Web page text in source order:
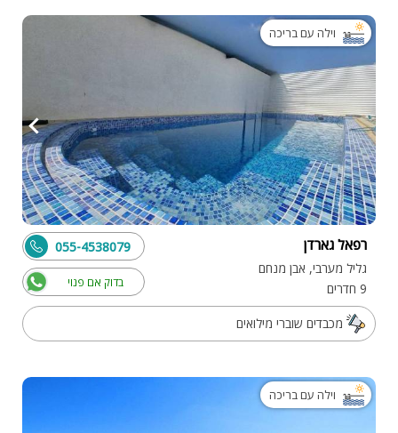
וילה עם בריכה
רפאל גארדן
גליל מערבי, אבן מנחם
9 חדרים
בדוק אם פנוי
055-4538079
מכבדים שוברי מילואים
וילה עם בריכה